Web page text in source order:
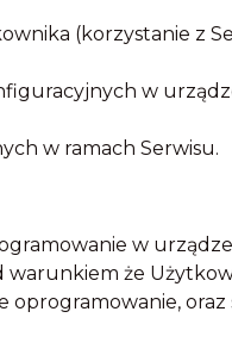
(korzystanie z
w
w ramach Serwisu.
w
warunkiem że
oraz